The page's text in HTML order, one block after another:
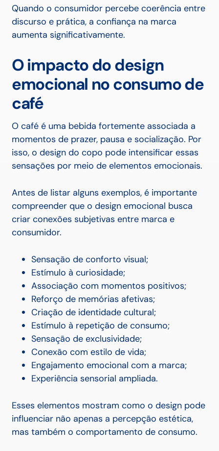
Quando o consumidor percebe coerência entre
discurso e prática, a confiança na marca
aumenta significativamente.
O impacto do design
emocional no consumo de
café
O café é uma bebida fortemente associada a
momentos de prazer, pausa e socialização. Por
isso, o design do copo pode intensificar essas
sensações por meio de elementos emocionais.
Antes de listar alguns exemplos, é importante
compreender que o design emocional busca
criar conexões subjetivas entre marca e
consumidor.
Sensação de conforto visual;
Estímulo à curiosidade;
Associação com momentos positivos;
Reforço de memórias afetivas;
Criação de identidade cultural;
Estímulo à repetição de consumo;
Sensação de exclusividade;
Conexão com estilo de vida;
Engajamento emocional com a marca;
Experiência sensorial ampliada.
Esses elementos mostram como o design pode
influenciar não apenas a percepção estética,
mas também o comportamento de consumo.